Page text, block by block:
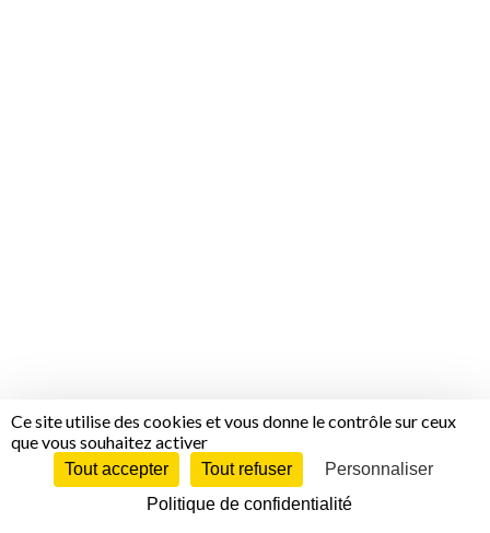
Ce site utilise des cookies et vous donne le contrôle sur ceux
que vous souhaitez activer
Tout accepter Tout refuser
Personnaliser
Politique de confidentialité